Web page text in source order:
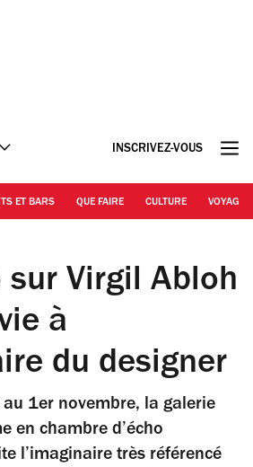
INSCRIVEZ-VOUS
ET BARS QUE FAIRE CULTURE VOYAGE
sur Virgil Abloh
à
du designer
1er novembre, la galerie
en chambre d’écho
l’imaginaire très référencé